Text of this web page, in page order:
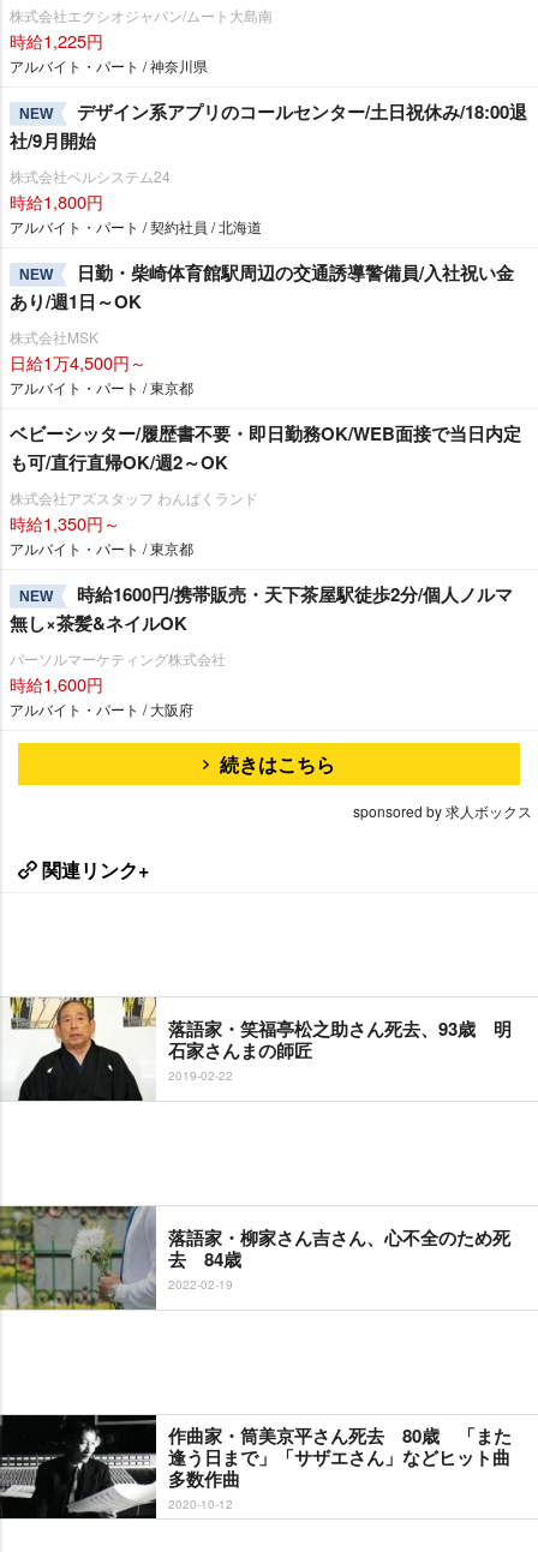
株式会社エクシオジャパン/ムート大島南
時給1,225円
アルバイト・パート / 神奈川県
NEW
デザイン系アプリのコールセンター/土日祝休み/18:00退
社/9月開始
株式会社ベルシステム24
時給1,800円
アルバイト・パート / 契約社員 / 北海道
NEW
日勤・柴崎体育館駅周辺の交通誘導警備員/入社祝い金
あり/週1日～OK
株式会社MSK
日給1万4,500円～
アルバイト・パート / 東京都
ベビーシッター/履歴書不要・即日勤務OK/WEB面接で当日内定
も可/直行直帰OK/週2～OK
株式会社アズスタッフ わんぱくランド
時給1,350円～
アルバイト・パート / 東京都
NEW
時給1600円/携帯販売・天下茶屋駅徒歩2分/個人ノルマ
無し×茶髪&ネイルOK
パーソルマーケティング株式会社
時給1,600円
アルバイト・パート / 大阪府
続きはこちら
sponsored by 求人ボックス
関連リンク+
落語家・笑福亭松之助さん死去、93歳 明
石家さんまの師匠
2019-02-22
落語家・柳家さん吉さん、心不全のため死
去 84歳
2022-02-19
作曲家・筒美京平さん死去 80歳 「また
逢う日まで」「サザエさん」などヒット曲
多数作曲
2020-10-12